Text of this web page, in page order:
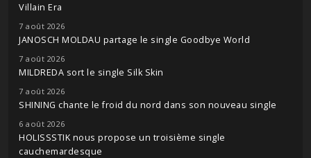
Villain Era
7 août 2026
JANOSCH MOLDAU partage le single Goodbye World
7 août 2026
MILDREDA sort le single Silk Skin
7 août 2026
SHINING chante le froid du nord dans son nouveau single
6 août 2026
HOLISSSTIK nous propose un troisième single
cauchemardesque